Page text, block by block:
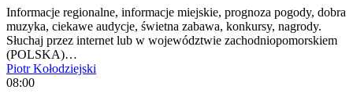
Informacje regionalne, informacje miejskie, prognoza pogody, dobra
muzyka, ciekawe audycje, świetna zabawa, konkursy, nagrody.
Słuchaj przez internet lub w województwie zachodniopomorskiem
(POLSKA)…
Piotr Kołodziejski
08:00